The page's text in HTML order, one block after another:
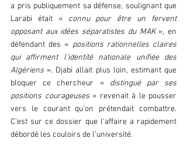
a pris publiquement sa défense, soulignant que
Larabi était « connu pour être un fervent
opposant aux idées séparatistes du MAK », en
défendant des « positions rationnelles claires
qui affirment l’identité nationale unifiée des
Algériens ». Djabi allait plus loin, estimant que
bloquer ce chercheur « distingué par ses
positions courageuses » revenait à le pousser
vers le courant qu’on prétendait combattre.
C’est sur ce dossier que l’affaire a rapidement
débordé les couloirs de l’université.